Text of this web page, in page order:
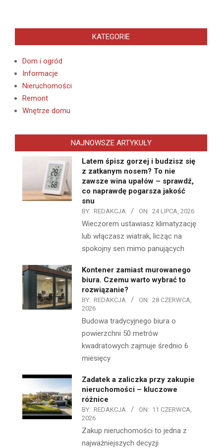
KATEGORIE
Dom i ogród
Informacje
Nieruchomości
Remont
Wnętrze domu
NAJNOWSZE ARTYKUŁY
Latem śpisz gorzej i budzisz się
z zatkanym nosem? To nie
zawsze wina upałów – sprawdź,
co naprawdę pogarsza jakość
snu
BY: REDAKCJA ON: 24 LIPCA, 2026
Wieczorem ustawiasz klimatyzację
lub włączasz wiatrak, licząc na
spokojny sen mimo panujących
Kontener zamiast murowanego
biura. Czemu warto wybrać to
rozwiązanie?
BY: REDAKCJA ON: 28 CZERWCA,
2026
Budowa tradycyjnego biura o
powierzchni 50 metrów
kwadratowych zajmuje średnio 6
miesięcy
Zadatek a zaliczka przy zakupie
nieruchomości – kluczowe
różnice
BY: REDAKCJA ON: 11 CZERWCA,
2026
Zakup nieruchomości to jedna z
najważniejszych decyzji